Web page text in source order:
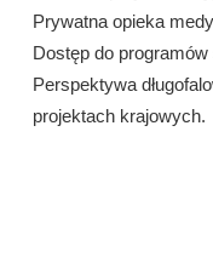
Prywatna opieka
Dostęp do
Perspektywa
projektach krajowych.